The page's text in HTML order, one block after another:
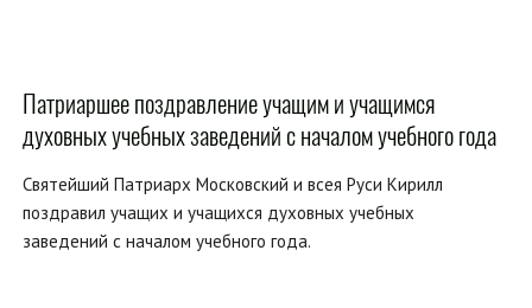
Патриаршее поздравление учащим и учащимся
духовных учебных заведений с началом учебного года
Святейший Патриарх Московский и всея Руси Кирилл
поздравил учащих и учащихся духовных учебных
заведений с началом учебного года.